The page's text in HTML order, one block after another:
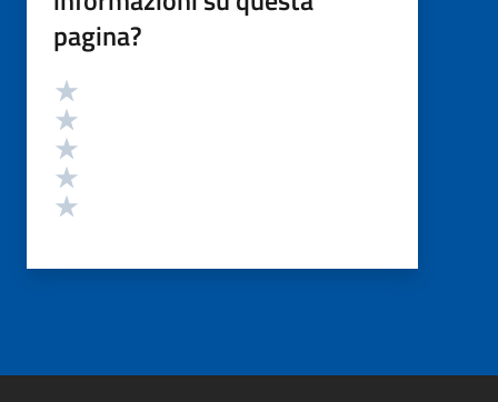
pagina?
Valutazione